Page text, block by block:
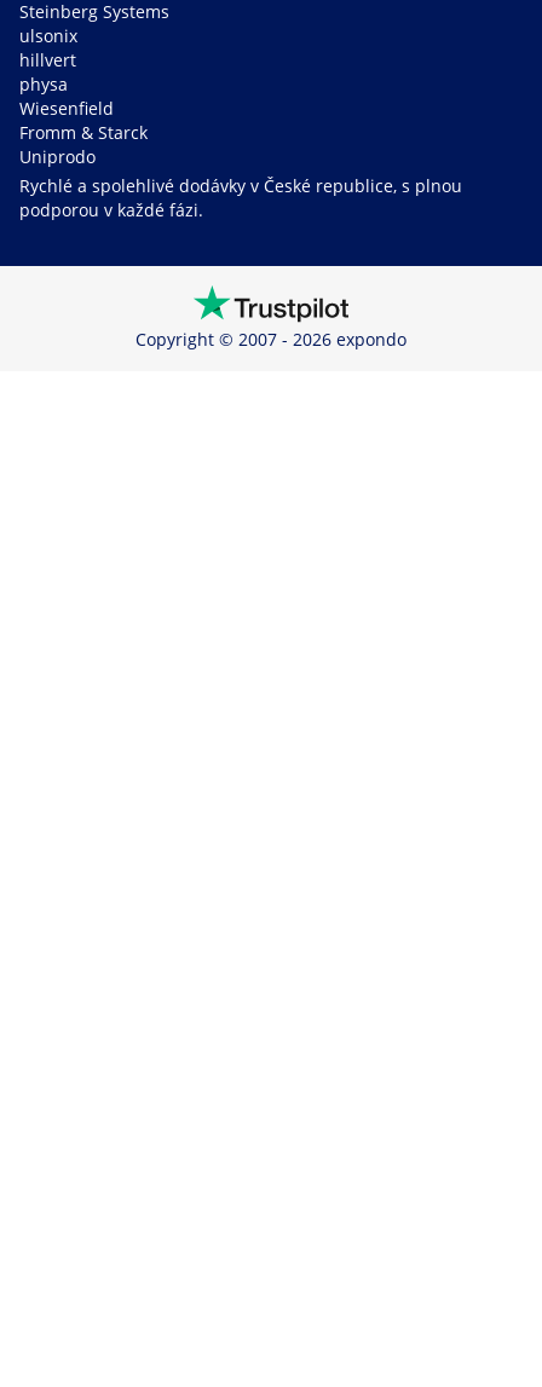
Steinberg Systems
ulsonix
hillvert
physa
Wiesenfield
Fromm & Starck
Uniprodo
Rychlé a spolehlivé dodávky v České republice, s plnou
podporou v každé fázi.
Copyright © 2007 - 2026 expondo